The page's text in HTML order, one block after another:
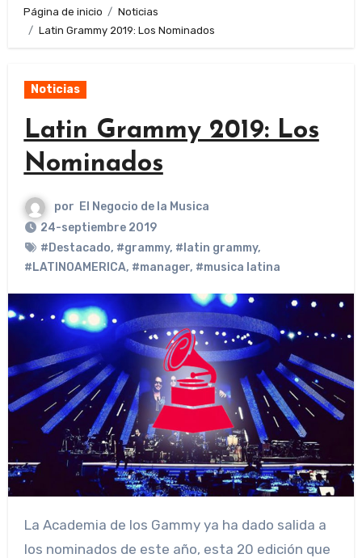
Página de inicio
Noticias
Latin Grammy 2019: Los Nominados
Noticias
Latin Grammy 2019: Los
Nominados
por El Negocio de la Musica
24-septiembre 2019
#Destacado, #grammy, #latin grammy,
#LATINOAMERICA, #manager, #musica latina
La Academia de los Gammy ya ha dado salida a
los nominados de este año, esta 20 edición que